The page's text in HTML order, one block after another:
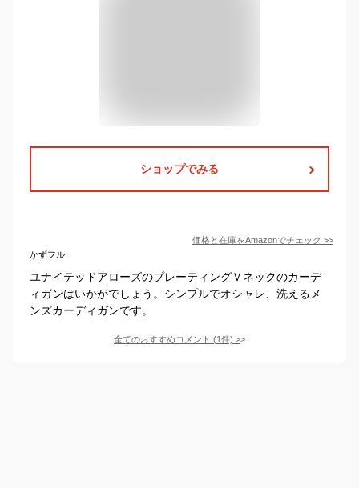
ショップでみる
価格と在庫をAmazonでチェック >>
かずフル
ユナイテッドアローズのプレーティングＶネックのカーデ
ィガンはいかがでしょう。シンプルでオシャレ、洗えるメ
ンズカーディガンです。
全てのおすすめコメント (1件) >